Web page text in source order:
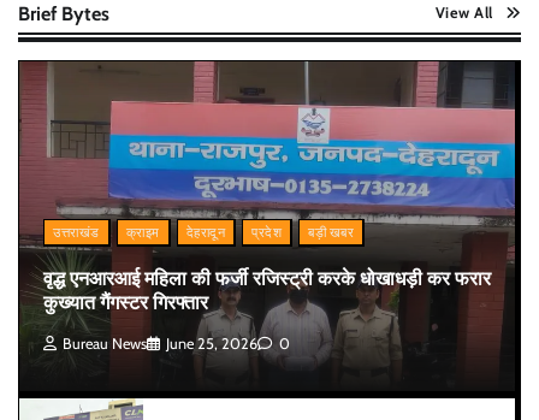
Brief Bytes View All
उत्तराखंड क्राइम देहरादून प्रदेश बड़ी खबर
वृद्ध एनआरआई महिला की फर्जी रजिस्ट्री करके धोखाधड़ी कर फरार
कुख्यात गैंगस्टर गिरफ्तार
Bureau News June 25, 2026 0